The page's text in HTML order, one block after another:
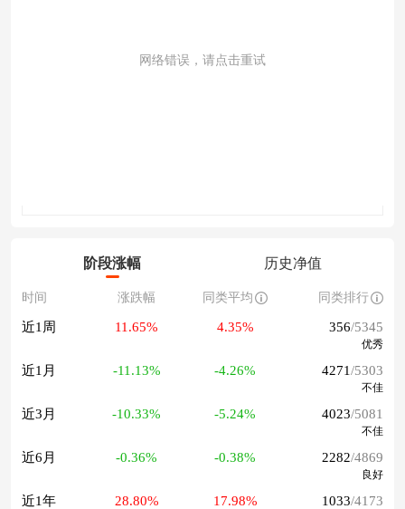
网络错误，请点击重试
阶段涨幅 历史净值
时间 涨跌幅 同类平均 同类排行
近1周 11.65% 4.35% 356/5345
优秀
近1月 -11.13% -4.26% 4271/5303
不佳
近3月 -10.33% -5.24% 4023/5081
不佳
近6月 -0.36% -0.38% 2282/4869
良好
近1年 28.80% 17.98% 1033/4173